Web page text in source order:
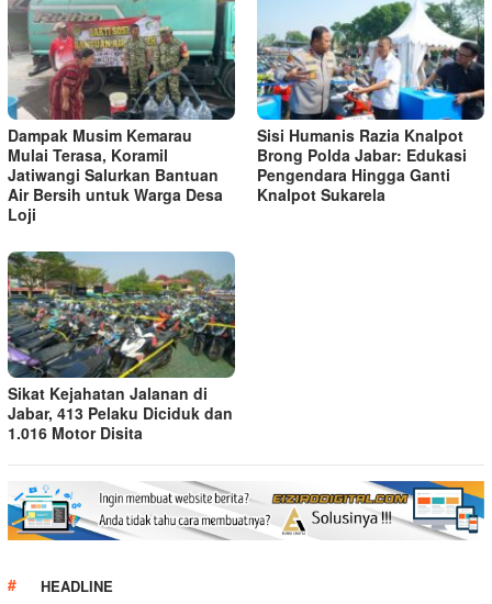
Dampak Musim Kemarau
Mulai Terasa, Koramil
Jatiwangi Salurkan Bantuan
Air Bersih untuk Warga Desa
Loji
Sisi Humanis Razia Knalpot
Brong Polda Jabar: Edukasi
Pengendara Hingga Ganti
Knalpot Sukarela
Sikat Kejahatan Jalanan di
Jabar, 413 Pelaku Diciduk dan
1.016 Motor Disita
HEADLINE